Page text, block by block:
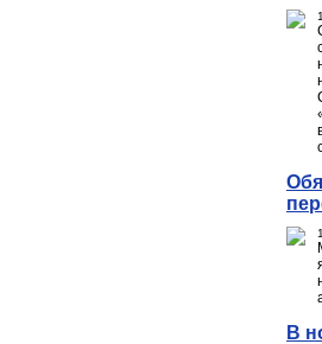
В